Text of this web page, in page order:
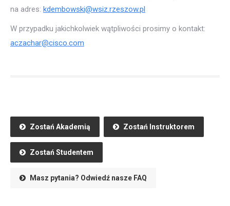
na adres: kdembowski@wsiz.rzeszow.pl
W przypadku jakichkolwiek wątpliwości prosimy o kontakt:
aczachar@cisco.com
Zostań Akademią Zostań Instruktorem
Zostań Studentem
Masz pytania? Odwiedź nasze FAQ